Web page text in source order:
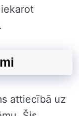
attiecībā uz